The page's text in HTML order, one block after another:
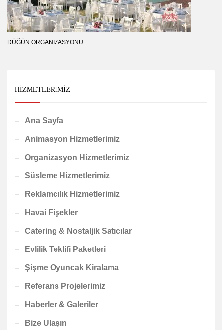
DÜĞÜN ORGANIZASYONU
HIZMETLERIMIZ
Ana Sayfa
Animasyon Hizmetlerimiz
Organizasyon Hizmetlerimiz
Süsleme Hizmetlerimiz
Reklamcılık Hizmetlerimiz
Havai Fişekler
Catering & Nostaljik Satıcılar
Evlilik Teklifi Paketleri
Şişme Oyuncak Kiralama
Referans Projelerimiz
Haberler & Galeriler
Bize Ulaşın